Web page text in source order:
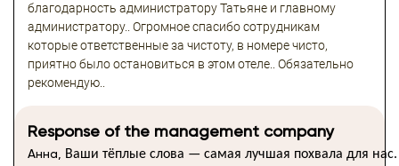
благодарность администратору Татьяне и главному
администратору.. Огромное спасибо сотрудникам
которые ответственные за чистоту, в номере чисто,
приятно было остановиться в этом отеле.. Обязательно
рекомендую..
Response of the management company
Анна, Ваши тёплые слова — самая лучшая похвала для нас.